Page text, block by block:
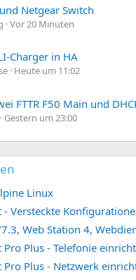
Netgear Switch
Vor 20 Minuten
Charger in HA
Heute um 11:02
FTTR F50 Main und
Gestern um 23:00
Linux
- Versteckte
Plus - Telefonie
Pro Plus - Netzwerk